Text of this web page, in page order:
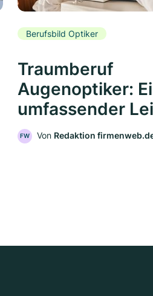
Berufsbild Optiker
Traumberuf
Augenoptiker:
umfassender
FW Von Redaktion